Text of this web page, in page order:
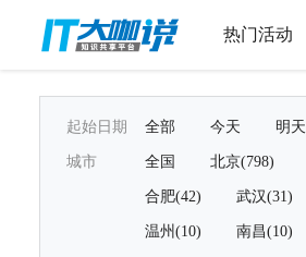
热门活动
起始日期 全部 今天 明天
城市 全国 北京(798)
合肥(42) 武汉(31)
温州(10) 南昌(10)